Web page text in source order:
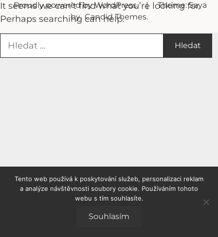
It seems we can’t find what you’re looking for.
Perhaps searching can help.
Vyhledávání
Proudly powered by WordPress
|
Theme: Saya
by Candid Themes.
Tento web používá k poskytování služeb, personalizaci reklam
a analýze návštěvnosti soubory cookie. Používáním tohoto
webu s tím souhlasíte.
Souhlasím